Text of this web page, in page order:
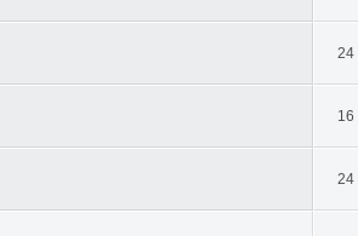
24
16
24